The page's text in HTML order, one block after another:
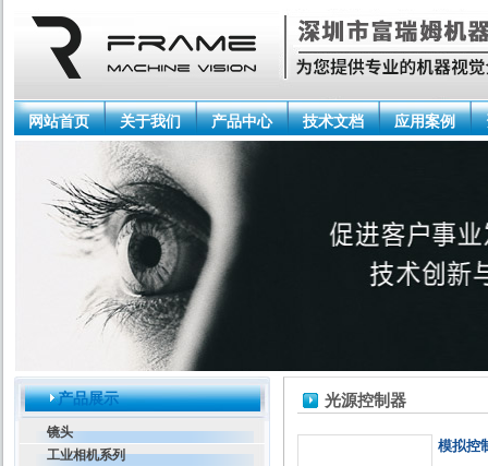
网站首页 关于我们 产品中心 技术文档 应用案例
产品展示
镜头
工业相机系列
光源控制器
模拟控